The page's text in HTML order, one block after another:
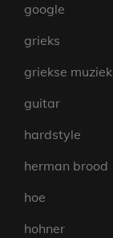
google
grieks
griekse muziek
guitar
hardstyle
herman brood
hoe
hohner